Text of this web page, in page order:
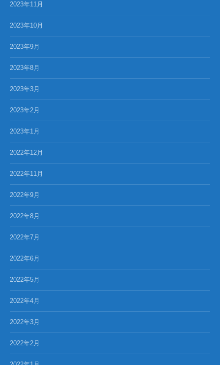
2023年11月
2023年10月
2023年9月
2023年8月
2023年3月
2023年2月
2023年1月
2022年12月
2022年11月
2022年9月
2022年8月
2022年7月
2022年6月
2022年5月
2022年4月
2022年3月
2022年2月